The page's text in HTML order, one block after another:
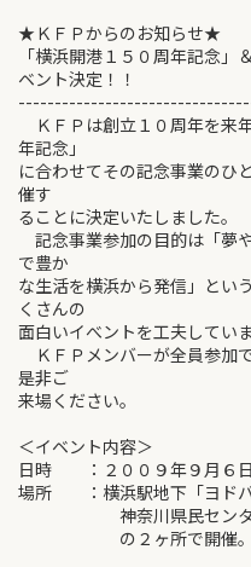
★ＫＦＰからのお知らせ★
「横浜開港１５０周年記念
ベント決定！！
ＫＦＰは創立１０周年を来
年記念」
に合わせてその記念事業のひ
催す
ることに決定いたしました。
記念事業参加の目的は「夢
で豊か
な生活を横浜から発信」とい
くさんの
面白いイべントを工夫していま
ＫＦＰメンバーが全員参加
是非ご
来場ください。
＜イベント内容＞
日時 ：２００９年９月６日
場所 ：横浜駅地下「ヨドバ
神奈川県民センタ
の２ヶ所で開催。